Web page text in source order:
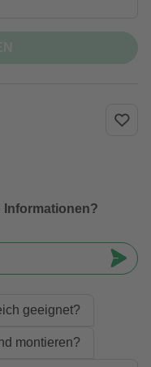
Informationen?
geeignet?
montieren?